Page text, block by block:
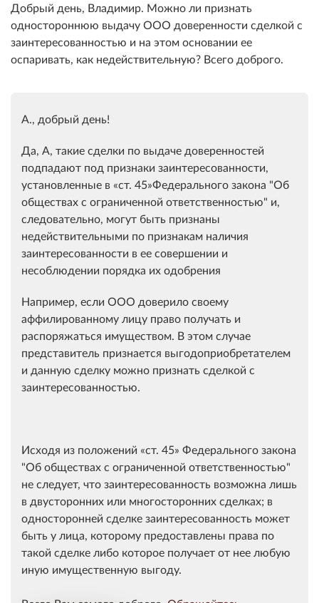
Добрый день, Владимир. Можно ли признать
одностороннюю выдачу ООО доверенности сделкой с
заинтересованностью и на этом основании ее
оспаривать, как недействительную? Всего доброго.
А., добрый день!
Да, А, такие сделки по выдаче доверенностей
подпадают под признаки заинтересованности,
установленные в ст. 45 Федерального закона "Об
обществах с ограниченной ответственностью" и,
следовательно, могут быть признаны
недействительными по признакам наличия
заинтересованности в ее совершении и
несоблюдении порядка их одобрения
Например, если ООО доверило своему
аффилированному лицу право получать и
распоряжаться имуществом. В этом случае
представитель признается выгодоприобретателем
и данную сделку можно признать сделкой с
заинтересованностью.
Исходя из положений ст. 45 Федерального закона
"Об обществах с ограниченной ответственностью"
не следует, что заинтересованность возможна лишь
в двусторонних или многосторонних сделках; в
односторонней сделке заинтересованность может
быть у лица, которому предоставлены права по
такой сделке либо которое получает от нее любую
иную имущественную выгоду.